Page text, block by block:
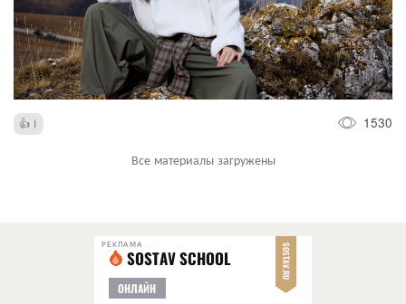
1 1530
Все материалы загружены
РЕКЛАМА